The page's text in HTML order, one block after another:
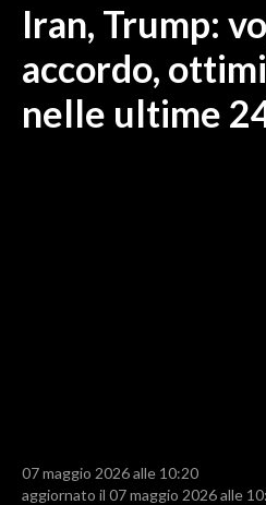
CRONACA
ITALIA
MONDO
RISULTATI E CLASSIFICHE
Iran, Trump:
accordo,
nelle ultime
07 maggio 2026 alle 10:20
aggiornato il 07 maggio 2026 alle